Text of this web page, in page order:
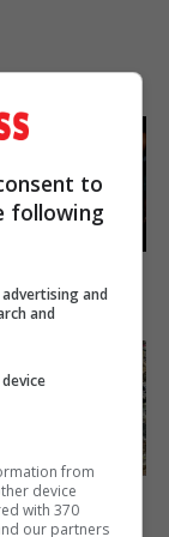
The Internet
Upon
Terrifying
to
following
and
and
from
device
with 370
our partners